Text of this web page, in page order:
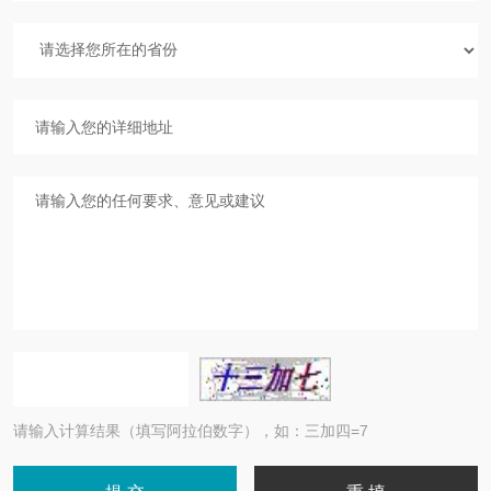
请输入计算结果（填写阿拉伯数字），如：三加四=7